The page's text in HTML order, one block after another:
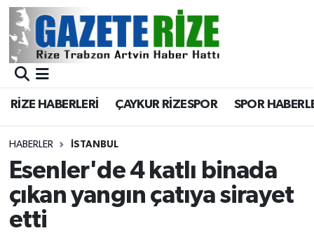
RİZE HABERLERİ ÇAYKUR RİZESPOR SPOR
HABERLER İSTANBUL
Esenler'de 4 katlı binada
çıkan yangın çatıya sirayet
etti
BÖLGEMİZ
Asayiş
Rize Jandarma Komutanlığı
Bilim Teknoloji
Merkez Nöbetçi Eczaneler
Merkez Trafik Yoğunluk Haritası
Süper Lig Puan Durumu ve Fikstür
Tüm Manşetler